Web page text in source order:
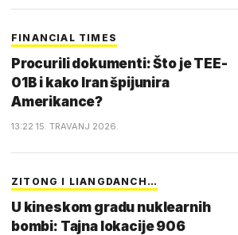
FINANCIAL TIMES
Procurili dokumenti: Što je TEE-
01B i kako Iran špijunira
Amerikance?
13:22 15. TRAVANJ 2026.
ZITONG I LIANGDANCH…
U kineskom gradu nuklearnih
bombi: Tajna lokacije 906